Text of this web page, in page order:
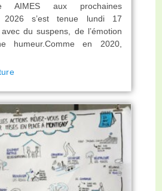
AIMES aux prochaines
2026 s’est tenue lundi 17
du suspens, de l’émotion
en 2020,